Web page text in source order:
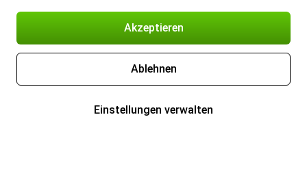
Akzeptieren
Ablehnen
Einstellungen verwalten